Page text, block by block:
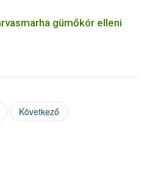
gümőkór elleni
Következő